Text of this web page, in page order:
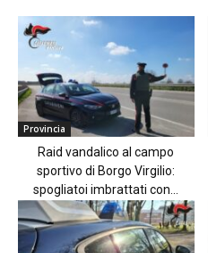
Provincia
Raid vandalico al campo
sportivo di Borgo Virgilio:
spogliatoi imbrattati con...